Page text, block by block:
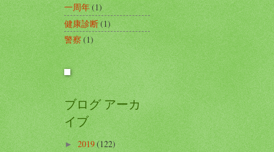
一周年(1)
健康診断(1)
警察 (1)
ブログ アーカ
イブ
►2019(122)